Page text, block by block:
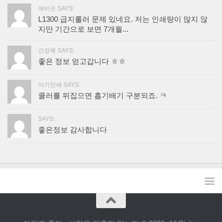
애비손 SAYS:
L1300 급지롤러 문제 있네요. 저는 인쇄량이 많지 않
지만 기간으로 보면 7개월...
간장묵 SAYS:
좋은 정보 얻고갑니다 ㅎㅎ
아기만세 SAYS:
쿨러를 뒤집으면 흡기배기 구분되죠. ㅋ
SAYS:
좋은정보 감사합니다